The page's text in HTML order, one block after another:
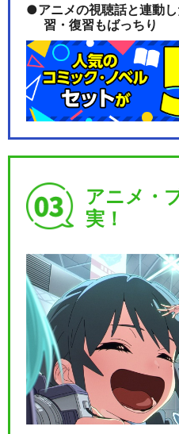
アニメの視聴話と連動
習・復習もばっちり
アニメ・
実！